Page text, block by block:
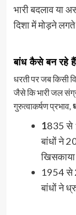
भारी बदलाव या
दिशा में मोड़ने
बांध कैसे बन रहे
धरती पर जब किसी
जैसे कि भारी जल
गुरुत्वाकर्षण प्रभाव,
1835 से
बांधों ने
1954 से
बांधों ने